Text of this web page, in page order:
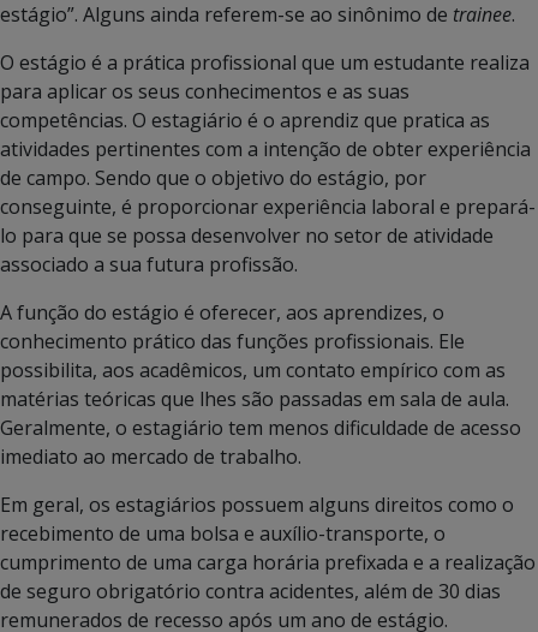
estágio”. Alguns ainda referem-se ao sinônimo de trainee.
O estágio é a prática profissional que um estudante realiza
para aplicar os seus conhecimentos e as suas
competências. O estagiário é o aprendiz que pratica as
atividades pertinentes com a intenção de obter experiência
de campo. Sendo que o objetivo do estágio, por
conseguinte, é proporcionar experiência laboral e prepará-
lo para que se possa desenvolver no setor de atividade
associado a sua futura profissão.
A função do estágio é oferecer, aos aprendizes, o
conhecimento prático das funções profissionais. Ele
possibilita, aos acadêmicos, um contato empírico com as
matérias teóricas que lhes são passadas em sala de aula.
Geralmente, o estagiário tem menos dificuldade de acesso
imediato ao mercado de trabalho.
Em geral, os estagiários possuem alguns direitos como o
recebimento de uma bolsa e auxílio-transporte, o
cumprimento de uma carga horária prefixada e a realização
de seguro obrigatório contra acidentes, além de 30 dias
remunerados de recesso após um ano de estágio.